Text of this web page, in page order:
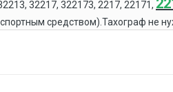
32217, 322173, 2217, 22171,
средством).Тахограф не